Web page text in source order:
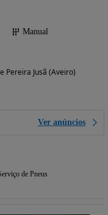
Manual
Pereira Jusã (Aveiro)
Ver anúncios
de Pneus